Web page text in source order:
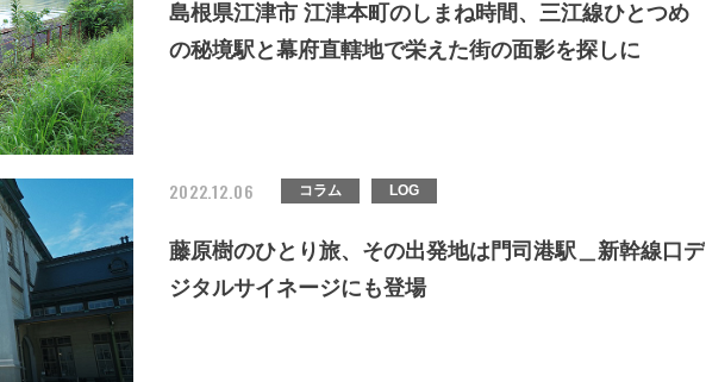
島根県江津市 江津本町のしまね時間、三江線ひとつめ
の秘境駅と幕府直轄地で栄えた街の面影を探しに
2022.12.06 コラム LOG
藤原樹のひとり旅、その出発地は門司港駅＿新幹線口デ
ジタルサイネージにも登場